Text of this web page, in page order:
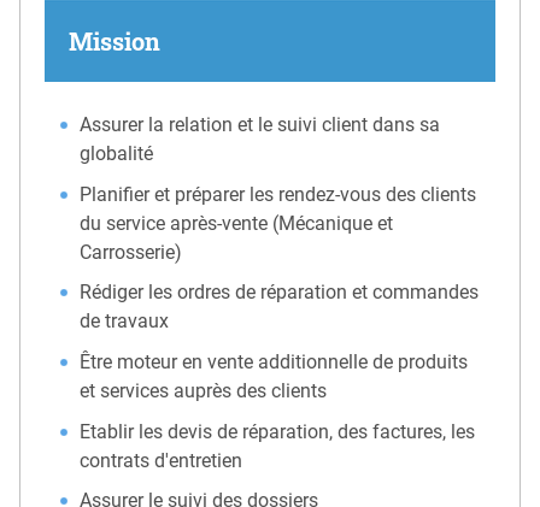
Mission
Assurer la relation et le suivi client dans sa
globalité
Planifier et préparer les rendez-vous des clients
du service après-vente (Mécanique et
Carrosserie)
Rédiger les ordres de réparation et commandes
de travaux
Être moteur en vente additionnelle de produits
et services auprès des clients
Etablir les devis de réparation, des factures, les
contrats d'entretien
Assurer le suivi des dossiers